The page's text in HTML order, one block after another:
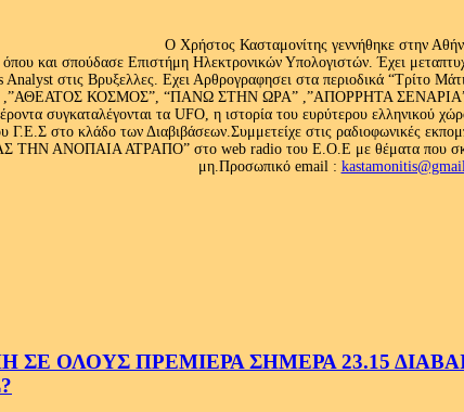
Ο Χρήστος Κασταμονίτης γεννήθηκε στην
και σπούδασε Επιστήμη Ηλεκτρονικών Υπολογιστών. Έχει
στις Βρυξελλες. Εχει Αρθρογραφησει στα περιοδικά
ΚΟΣΜΟΣ”, “ΠΑΝΩ ΣΤΗΝ ΩΡΑ” ,”ΑΠΟΡΡΗΤΑ ΣΕΝΑΡΙΑ”,
συγκαταλέγονται τα UFO, η ιστορία του ευρύτερου ελληνικού
Γ.Ε.Σ στο κλάδο των Διαβιβάσεων.Συμμετείχε στις
ΤΗΝ ΑΝΟΠΑΙΑ ΑΤΡΑΠΟ” στο web radio του Ε.Ο.Ε με θέματα που
μη.Προσωπικό email :
ΟΛΟΥΣ ΠΡΕΜΙΕΡΑ ΣΗΜΕΡΑ 23.15